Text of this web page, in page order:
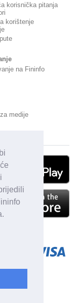
korisnička pitanja
korištenje
na Fininfo
medije